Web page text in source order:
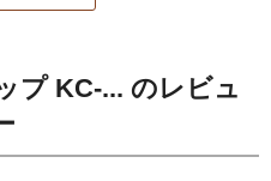
プ KC-... のレビュ